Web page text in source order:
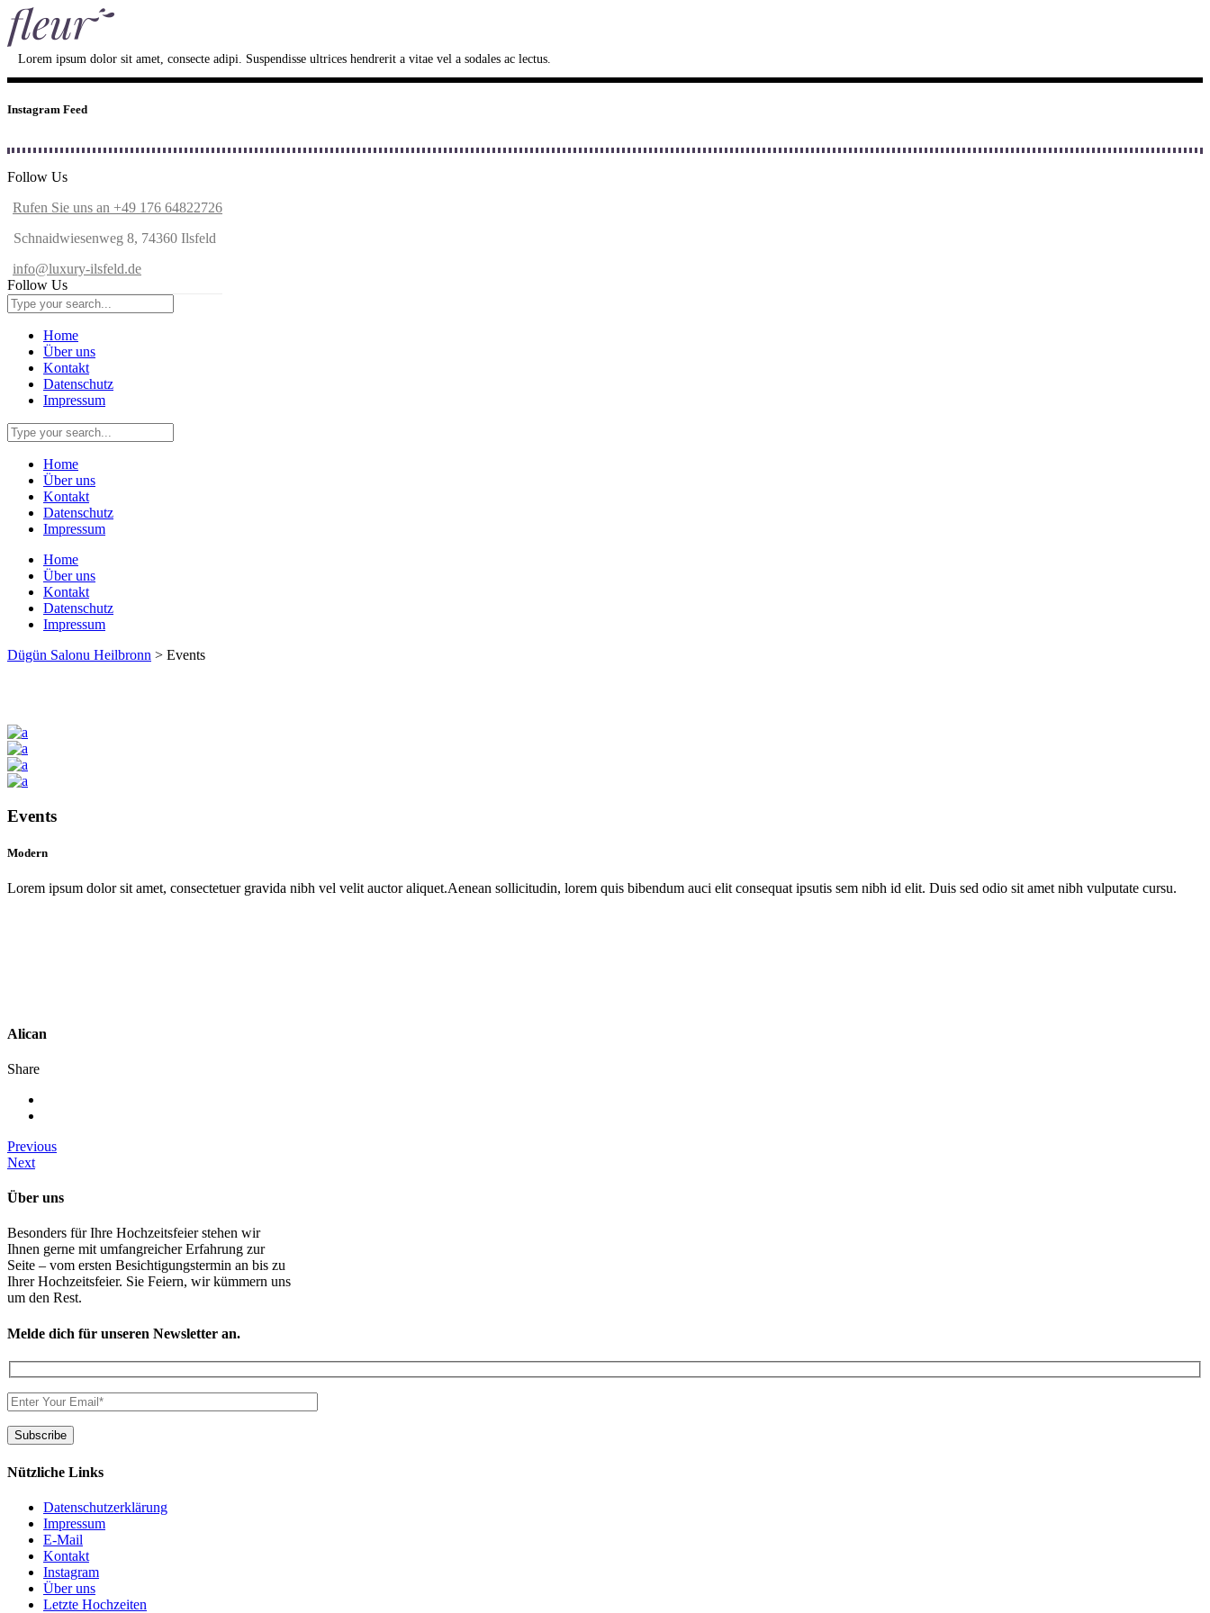
Lorem ipsum dolor sit amet, consecte adipi. Suspendisse ultrices hendrerit a vitae vel a sodales ac lectus.
Instagram Feed
Follow Us
Rufen Sie uns an +49 176 64822726
Schnaidwiesenweg 8, 74360 Ilsfeld
info@luxury-ilsfeld.de
Follow Us
Home
Über uns
Kontakt
Datenschutz
Impressum
Home
Über uns
Kontakt
Datenschutz
Impressum
Home
Über uns
Kontakt
Datenschutz
Impressum
Dügün Salonu Heilbronn > Events
Events
Modern
Lorem ipsum dolor sit amet, consectetuer gravida nibh vel velit auctor aliquet.Aenean sollicitudin, lorem quis bibendum auci elit consequat ipsutis sem nibh id elit. Duis sed odio sit amet nibh vulputate cursu.
Alican
Share
Previous
Next
Über uns
Besonders für Ihre Hochzeitsfeier stehen wir
Ihnen gerne mit umfangreicher Erfahrung zur
Seite – vom ersten Besichtigungstermin an bis zu
Ihrer Hochzeitsfeier. Sie Feiern, wir kümmern uns
um den Rest.
Melde dich für unseren Newsletter an.
Nützliche Links
Datenschutzerklärung
Impressum
E-Mail
Kontakt
Instagram
Über uns
Letzte Hochzeiten